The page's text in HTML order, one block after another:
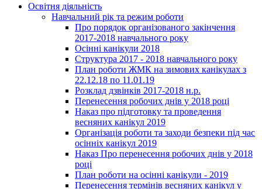
Освітня діяльність
Навчальний рік та режим роботи
Про порядок організованого закінчення
2017-2018 навчального року
Осінні канікули 2018
Структура 2017 - 2018 навчального року
План роботи ЖМК на зимових канікулах з
22.12.18 по 11.01.19
Розклад дзвінків 2017-2018 н.р.
Перенесення робочих днів у 2018 році
Наказ про підготовку та проведення
весняних канікул 2019
Організація роботи та заходи безпеки під час
осінніх канікул 2019
Наказ Про перенесення робочих днів у 2018
році
План роботи на осінні канікули - 2019
Перенесення термінів весняних канікул у